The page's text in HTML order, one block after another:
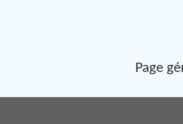
Page